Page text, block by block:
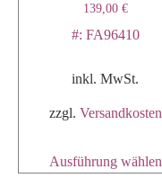
139,00 €
#: FA96410
inkl. MwSt.
zzgl. Versandkosten
Ausführung wählen